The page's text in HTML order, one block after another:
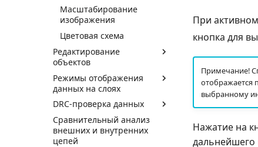
Масштабирование
изображения
Цветовая схема
Редактирование
объектов
Режимы отображения
данных на слоях
DRC-проверка данных
Сравнительный анализ
внешних и внутренних
цепей
При
кнопка для
Примечание!
отображается
выбранному
Нажатие на
дальнейшего